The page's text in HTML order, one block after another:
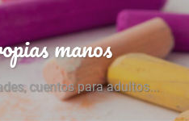
manos
cuentos para adultos...